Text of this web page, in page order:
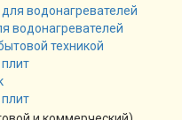
водонагревателей
техникой